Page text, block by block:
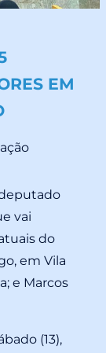
EM
vai
do
em Vila
e Marcos
(13),